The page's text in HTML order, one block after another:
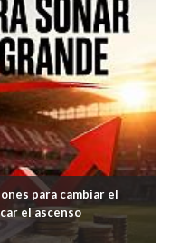
para cambiar el
el ascenso